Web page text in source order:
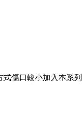
傷口較小加入本系